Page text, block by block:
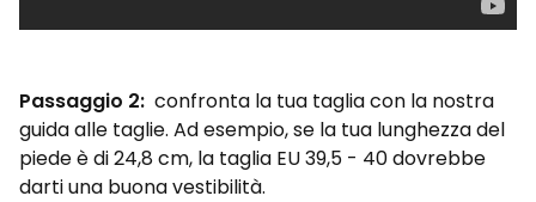
Passaggio 2: confronta la tua taglia con la nostra
guida alle taglie. Ad esempio, se la tua lunghezza del
piede è di 24,8 cm, la taglia EU 39,5 - 40 dovrebbe
darti una buona vestibilità.